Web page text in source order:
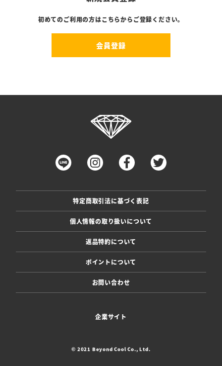
初めてのご利用の方はこちらからご登録ください。
会員登録
特定商取引法に基づく表記
個人情報の取り扱いについて
返品特約について
ポイントについて
お問い合わせ
企業サイト
© 2021 Beyond Cool Co., Ltd.